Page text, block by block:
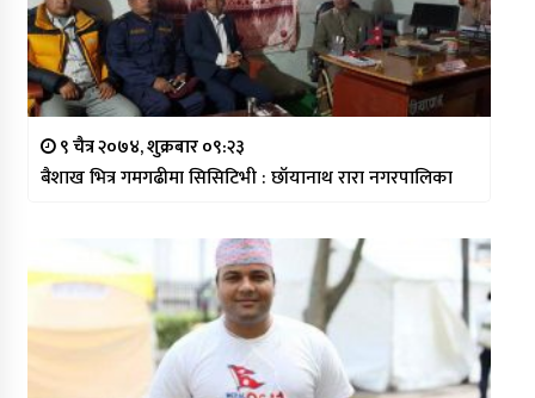
९ चैत्र २०७४, शुक्रबार ०९:२३
बैशाख भित्र गमगढीमा सिसिटिभी : छाँयानाथ रारा नगरपालिका